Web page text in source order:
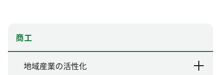
商工
地域産業の活性化